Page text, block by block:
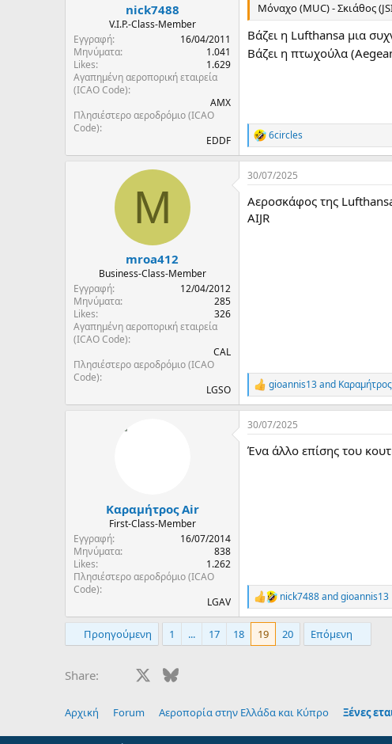
nick7488
V.I.P.-Class-Member
Εγγραφή
16/04/2011
Μηνύματα
1.041
Likes
1.629
Αγαπημένη αεροπορική εταιρεία
(ICAO Code)
AMX
Πλησιέστερο αεροδρόμιο (ICAO
Code)
EDDF
Μόναχο (MUC) - Σκιάθος
Βάζει η Lufthansa μια
Βάζει η πτωχούλα
R
e
a
c
i
o
n
6circles
M
mroa412
Business-Class-Member
Εγγραφή
12/04/2012
Μηνύματα
285
Likes
326
Αγαπημένη αεροπορική εταιρεία
(ICAO Code)
CAL
Πλησιέστερο αεροδρόμιο (ICAO
Code)
LGSO
30/07/2025
Αεροσκάφος της
AIJR
R
e
a
c
i
gioannis13and
Καραμήτρος Air
First-Class-Member
Εγγραφή
16/07/2014
Μηνύματα
838
Likes
1.262
Πλησιέστερο αεροδρόμιο (ICAO
Code)
LGAV
30/07/2025
Ένα άλλο επίσης του
R
e
a
:
nick7488andgioannis13
Προηγούμενη 1 ... 17 18 19 20 Επόμενη
Share: Facebook Bluesky
Αρχική Forum Αεροπορία στην Ελλάδα και Κύπρο Ξένες